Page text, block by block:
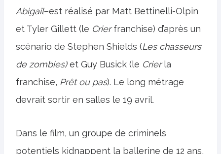
Abigaïl–est réalisé par Matt Bettinelli-Olpin
et Tyler Gillett (le Crierfranchise) d’après un
scénario de Stephen Shields (Les chasseurs
de zombies)et Guy Busick (le Crierla
franchise, Prêt ou pas). Le long métrage
devrait sortir en salles le 19 avril.
Dans le film, un groupe de criminels
potentiels kidnappent la ballerine de 12 ans,